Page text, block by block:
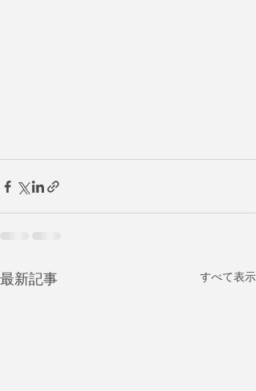
最新記事 すべて表示